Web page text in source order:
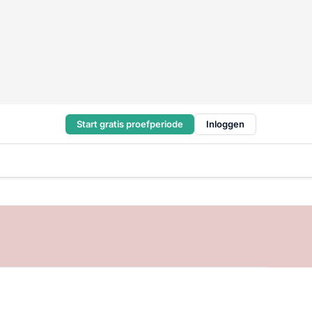
Start gratis proefperiode Inloggen